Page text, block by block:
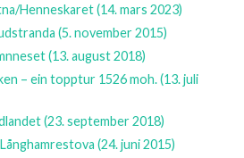
Henneskaret(14. mars 2023)
(5. november 2015)
(13. august 2018)
– ein topptur 1526 moh.(13. juli
(23. september 2018)
(24. juni 2015)